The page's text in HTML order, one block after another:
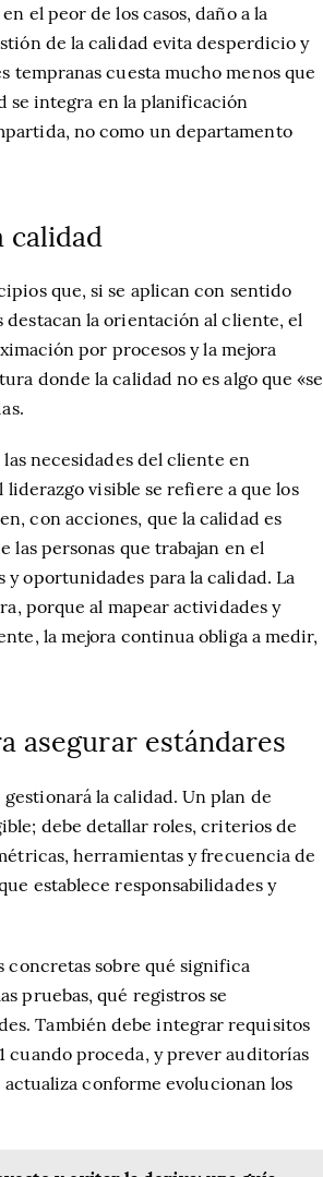
el peor de los casos, daño a la
de la calidad evita desperdicio y
cuesta mucho menos que
se integra en la planificación
no como un departamento
calidad
que, si se aplican con sentido
destacan la orientación al cliente, el
por procesos y la mejora
donde la calidad no es algo que «se
necesidades del cliente en
visible se refiere a que los
con acciones, que la calidad es
personas que trabajan en el
oportunidades para la calidad. La
porque al mapear actividades y
la mejora continua obliga a medir,
asegurar estándares
la calidad. Un plan de
debe detallar roles, criterios de
herramientas y frecuencia de
establece responsabilidades y
sobre qué significa
pruebas, qué registros se
También debe integrar requisitos
cuando proceda, y prever auditorías
actualiza conforme evolucionan los